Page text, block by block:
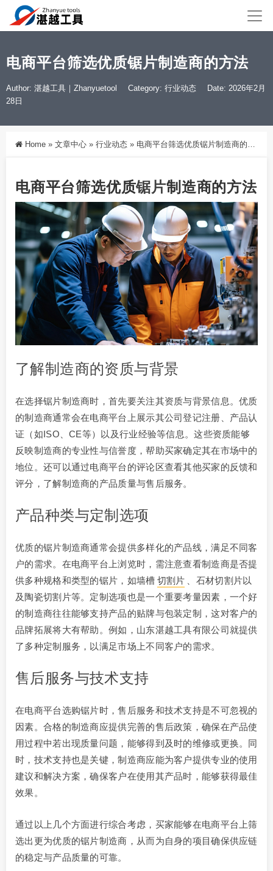
电商平台筛选优质锯片制造商的方法
Author: 湛越工具｜Zhanyuetool Category: 行业动态
Date: 2026年2月
28日
Home » 文章中心 » 行业动态 » 电商平台筛选优质锯片制造商的方法
电商平台筛选优质锯片制造商的方法
了解制造商的资质与背景
在选择锯片制造商时，首先要关注其资质与背景信息。优质
的制造商通常会在电商平台上展示其公司登记注册、产品认
证（如ISO、CE等）以及行业经验等信息。这些资质能够
反映制造商的专业性与信誉度，帮助买家确定其在市场中的
地位。还可以通过电商平台的评论区查看其他买家的反馈和
评分，了解制造商的产品质量与售后服务。
产品种类与定制选项
优质的锯片制造商通常会提供多样化的产品线，满足不同客
户的需求。在电商平台上浏览时，需注意查看制造商是否提
供多种规格和类型的锯片，如墙槽 切割片
、石材切割片以
及陶瓷切割片等。定制选项也是一个重要考量因素，一个好
的制造商往往能够支持产品的贴牌与包装定制，这对客户的
品牌拓展将大有帮助。例如，山东湛越工具有限公司就提供
了多种定制服务，以满足市场上不同客户的需求。
售后服务与技术支持
在电商平台选购锯片时，售后服务和技术支持是不可忽视的
因素。合格的制造商应提供完善的售后政策，确保在产品使
用过程中若出现质量问题，能够得到及时的维修或更换。同
时，技术支持也是关键，制造商应能为客户提供专业的使用
建议和解决方案，确保客户在使用其产品时，能够获得最佳
效果。
通过以上几个方面进行综合考虑，买家能够在电商平台上筛
选出更为优质的锯片制造商，从而为自身的项目确保供应链
的稳定与产品质量的可靠。